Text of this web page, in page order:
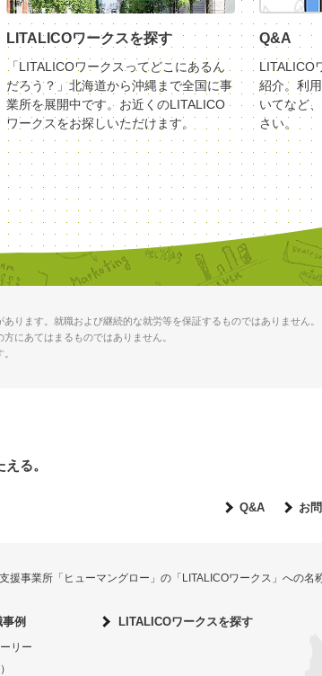
LITALICOワークスを探す
「LITALICOワークスってどこにあるん
だろう？」北海道から沖縄まで全国に事
業所を展開中です。お近くのLITALICO
ワークスをお探しいただけます。
Q&A
LITALICO
紹介。利
いてなど
さい。
ります。就職および継続的な就労等を保証するものではありません。
にあてはまるものではありません。
る。
Q&A お
援事業所「ヒューマングロー」の「LITALICOワークス」への名
例
リー
LITALICOワークスを探す